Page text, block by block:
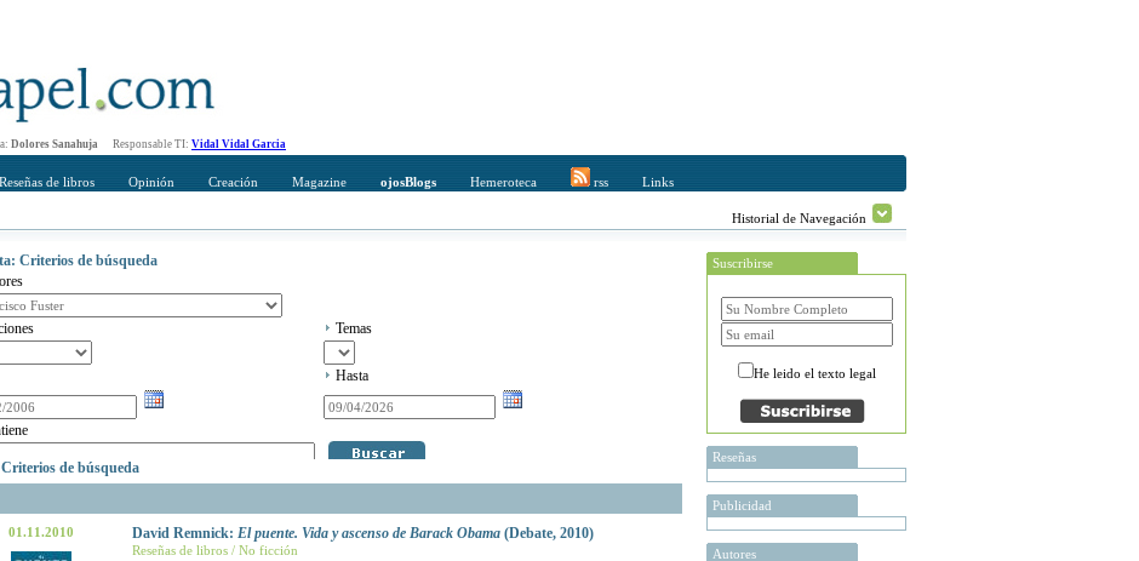
Dolores Sanahuja Responsable TI: Vidal Vidal Garcia
Reseñas de libros Opinión Creación Magazine ojosBlogs Hemeroteca rss Links
Historial de Navegación
Criterios de búsqueda
Temas
Hasta
de búsqueda
01.11.2010 David Remnick: El puente. Vida y ascenso de Barack Obama(Debate, 2010)
Reseñas de libros / No ficción
Suscribirse
He leido el texto legal
Reseñas
Publicidad
Autores